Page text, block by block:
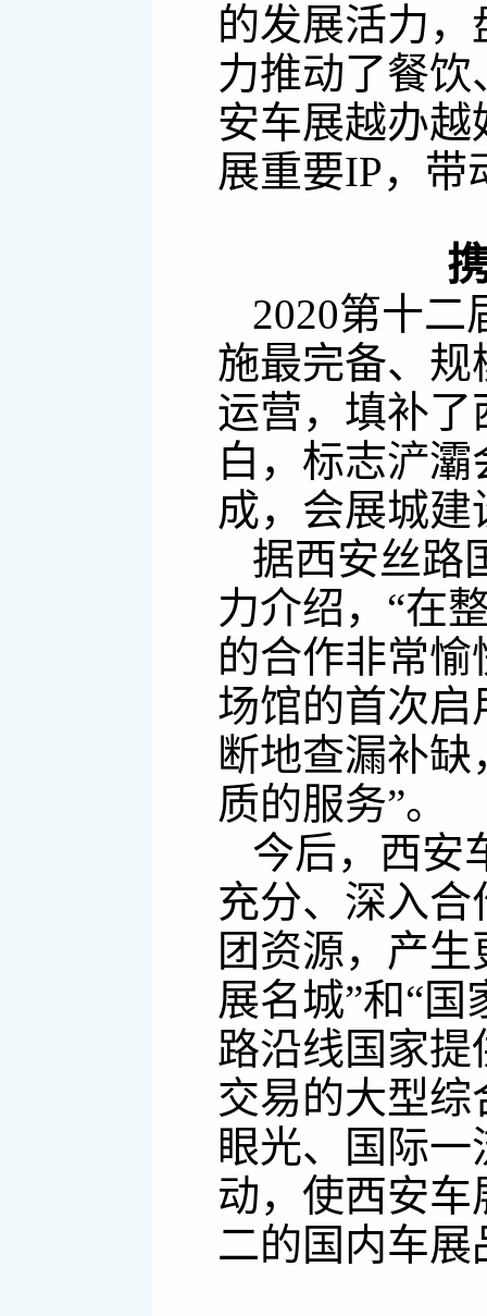
的发展活力
力推动了餐
安车展越办
展重要IP，带
2020第十二
施最完备、
运营，填补
白，标志浐
成，会展城
据西安丝路
力介绍，“在
的合作非常
场馆的首次
断地查漏补
质的服务”。
今后，西安
充分、深入
团资源，产
展名城”和“
路沿线国家
交易的大型综
眼光、国际
动，使西安
二的国内车展